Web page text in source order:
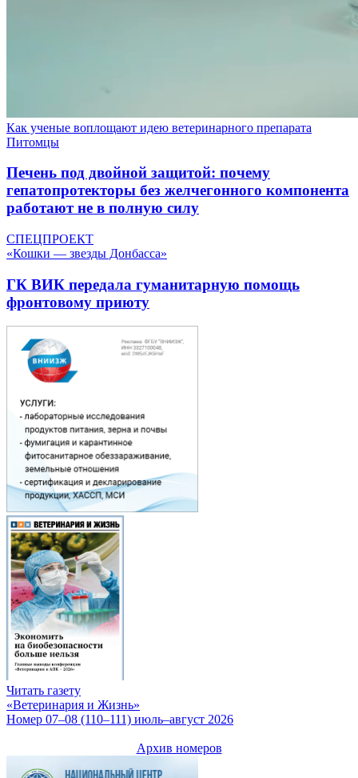
Как ученые воплощают идею ветеринарного препарата
Питомцы
Печень под двойной защитой: почему
гепатопротекторы без желчегонного компонента
работают не в полную силу
СПЕЦПРОЕКТ
«Кошки — звезды Донбасса»
ГК ВИК передала гуманитарную помощь
фронтовому приюту
Читать газету
«Ветеринария и Жизнь»
Номер 07–08 (110–111) июль–август 2026
Архив номеров